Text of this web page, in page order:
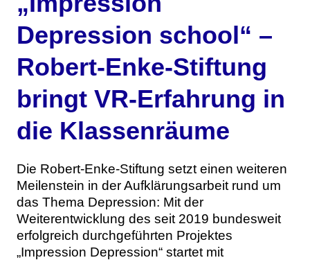
Themen
Marketing
Branche
Studien
Personen
Magazin
Aktuelle Ausgabe
Ausgabenarchiv
Über uns
Kontakt
Depression school“ –
Robert-Enke-Stiftung
bringt VR-Erfahrung in
die Klassenräume
Die Robert-Enke-Stiftung setzt einen weiteren
Meilenstein in der Aufklärungsarbeit rund um
das Thema Depression: Mit der
Weiterentwicklung des seit 2019 bundesweit
erfolgreich durchgeführten Projektes
„Impression Depression“ startet mit